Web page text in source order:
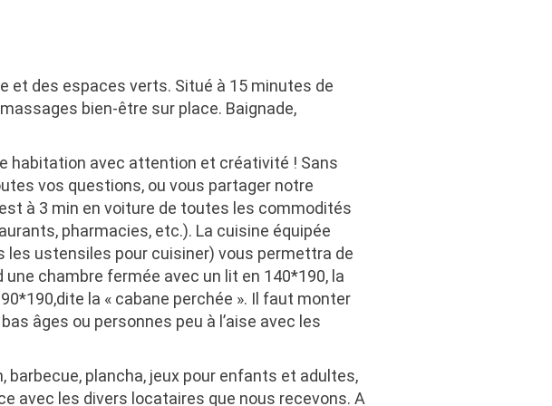
et des espaces verts. Situé à 15 minutes de
bien-être sur place. Baignade,
habitation avec attention et créativité ! Sans
vos questions, ou vous partager notre
à 3 min en voiture de toutes les commodités
pharmacies, etc.). La cuisine équipée
les ustensiles pour cuisiner) vous permettra de
une chambre fermée avec un lit en 140*190, la
la « cabane perchée ». Il faut monter
âges ou personnes peu à l’aise avec les
plancha, jeux pour enfants et adultes,
avec les divers locataires que nous recevons. A